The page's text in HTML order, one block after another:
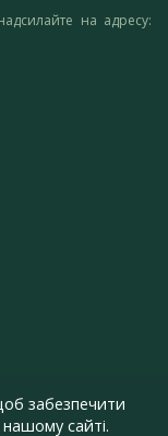
на адресу:
забезпечити
сайті.